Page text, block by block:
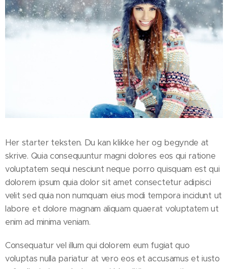
Her starter teksten. Du kan klikke her og begynde at
skrive. Quia consequuntur magni dolores eos qui ratione
voluptatem sequi nesciunt neque porro quisquam est qui
dolorem ipsum quia dolor sit amet consectetur adipisci
velit sed quia non numquam eius modi tempora incidunt ut
labore et dolore magnam aliquam quaerat voluptatem ut
enim ad minima veniam.
Consequatur vel illum qui dolorem eum fugiat quo
voluptas nulla pariatur at vero eos et accusamus et iusto